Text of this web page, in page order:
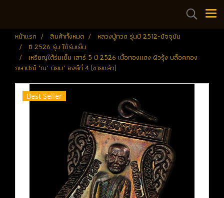
หน้าแรก สินค้าทั้งหมด
หลวงปู่ทวด รุ่นปี 2512-ปัจจุบัน
ปี 2526 รุ่น ใต้ร่มเย็น
เหรียญใต้ร่มเย็น เสาร์ 5 ปี 2526 เนื้อทองแดง ผิวรุ้ง บล็อคกอง
กษาปณ์ "ณ" นิยม" องค์ที่ 4 (ขายแล้ว)
Best Seller